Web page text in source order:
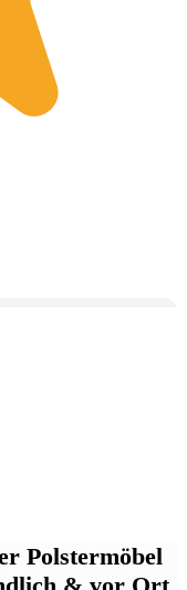
Polstermöbel